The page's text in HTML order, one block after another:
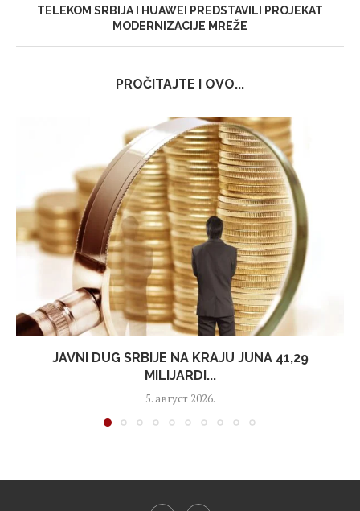
TELEKOM SRBIJA I HUAWEI PREDSTAVILI PROJEKAT
MODERNIZACIJE MREŽE
PROČITAJTE I OVO...
JAVNI DUG SRBIJE NA KRAJU JUNA 41,29
MILIJARDI...
5. август 2026.